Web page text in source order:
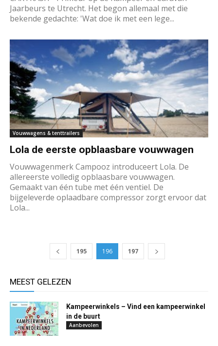
Jaarbeurs te Utrecht. Het begon allemaal met die
bekende gedachte: 'Wat doe ik met een lege...
Vouwwagens & tenttrailers
Lola de eerste opblaasbare vouwwagen
Vouwwagenmerk Campooz introduceert Lola. De
allereerste volledig opblaasbare vouwwagen.
Gemaakt van één tube met één ventiel. De
bijgeleverde oplaadbare compressor zorgt ervoor dat
Lola...
195 196 197
MEEST GELEZEN
Kampeerwinkels – Vind een kampeerwinkel
in de buurt
Aanbevolen